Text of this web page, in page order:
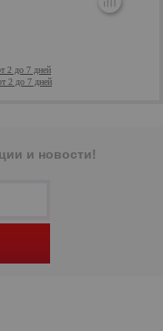
2 до 7 дней
2 до 7 дней
и новости!